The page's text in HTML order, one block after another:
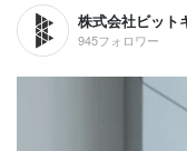
株式会社ビット
945フォロワー